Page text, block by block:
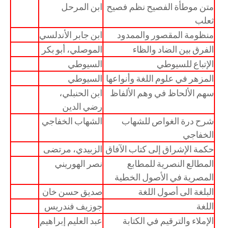
متن موطأة الفصيح نظم فصيح
ثعلب
ابن المرحل
منظومة المقصور والممدود
ابن جابر الأندلسي
الفرق بين الضاد والظاء
الموصلي، أبو بكر
الإتباع للسيوطي
السيوطي
المزهر في علوم اللغة وأنواعها السيوطي
سهم الألحاظ في وهم الألفاظ
ابن الحنبلي،
رضي الدين
شرح درة الغواص للشهاب
الخفاجي
الشهاب الخفاجي
حكمة الإشراق إلى كتاب الآفاق الزبيدي، مرتضى
المطالع النصرية للمطابع
المصرية في الأصول الخطية
نصر الهوريني
البلغة الى أصول اللغة
صديق حسن خان
اللغة
جوزيف فندريس
الإملاء والترقيم في الكتابة
عبد العليم إبراهيم